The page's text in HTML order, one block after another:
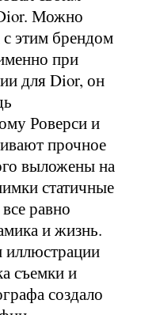
Можно
с этим брендом
при
для Dior, он
Роверси и
прочное
выложены на
статичные
равно
и жизнь.
иллюстрации
съемки и
создало